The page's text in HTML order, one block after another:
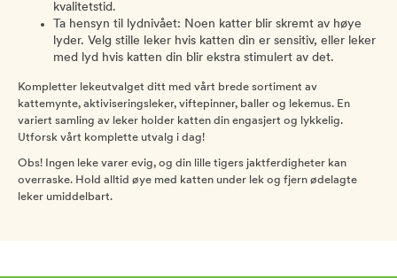
kvalitetstid.
Ta hensyn til lydnivået: Noen katter blir skremt av høye
lyder. Velg stille leker hvis katten din er sensitiv, eller leker
med lyd hvis katten din blir ekstra stimulert av det.
Kompletter lekeutvalget ditt med vårt brede sortiment av
kattemynte, aktiviseringsleker, viftepinner, baller og lekemus. En
variert samling av leker holder katten din engasjert og lykkelig.
Utforsk vårt komplette utvalg i dag!
Obs! Ingen leke varer evig, og din lille tigers jaktferdigheter kan
overraske. Hold alltid øye med katten under lek og fjern ødelagte
leker umiddelbart.